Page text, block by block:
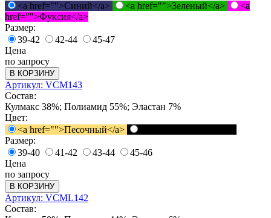
<a href="">Синий</a>
<a href="">Зеленый</a>
<a
href="">Фуксия</a>
Размер:
39-42
42-44
45-47
Цена
по запросу
В КОРЗИНУ
Артикул: VCM143
Состав:
Кулмакс 38%; Полиамид 55%; Эластан 7%
Цвет:
<a href="">Песочный</a>
Размер:
39-40
41-42 43-44
45-46
Цена
по запросу
В КОРЗИНУ
Артикул: VCML142
Состав: